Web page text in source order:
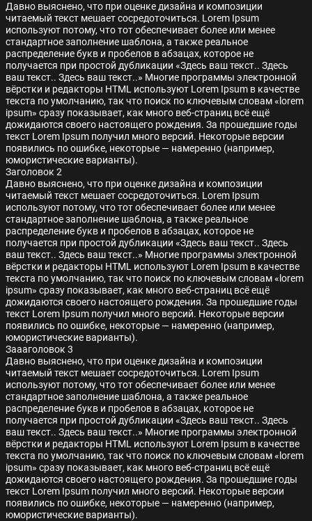
Давно выяснено, что при оценке дизайна и композиции
читаемый текст мешает сосредоточиться. Lorem Ipsum
используют потому, что тот обеспечивает более или менее
стандартное заполнение шаблона, а также реальное
распределение букв и пробелов в абзацах, которое не
получается при простой дубликации «Здесь ваш текст.. Здесь
ваш текст.. Здесь ваш текст..» Многие программы электронной
вёрстки и редакторы HTML используют Lorem Ipsum в качестве
текста по умолчанию, так что поиск по ключевым словам «lorem
ipsum» сразу показывает, как много веб-страниц всё ещё
дожидаются своего настоящего рождения. За прошедшие годы
текст Lorem Ipsum получил много версий. Некоторые версии
появились по ошибке, некоторые — намеренно (например,
юмористические варианты).
Заголовок 2
Давно выяснено, что при оценке дизайна и композиции
читаемый текст мешает сосредоточиться. Lorem Ipsum
используют потому, что тот обеспечивает более или менее
стандартное заполнение шаблона, а также реальное
распределение букв и пробелов в абзацах, которое не
получается при простой дубликации «Здесь ваш текст.. Здесь
ваш текст.. Здесь ваш текст..» Многие программы электронной
вёрстки и редакторы HTML используют Lorem Ipsum в качестве
текста по умолчанию, так что поиск по ключевым словам «lorem
ipsum» сразу показывает, как много веб-страниц всё ещё
дожидаются своего настоящего рождения. За прошедшие годы
текст Lorem Ipsum получил много версий. Некоторые версии
появились по ошибке, некоторые — намеренно (например,
юмористические варианты).
Заааголовок 3
Давно выяснено, что при оценке дизайна и композиции
читаемый текст мешает сосредоточиться. Lorem Ipsum
используют потому, что тот обеспечивает более или менее
стандартное заполнение шаблона, а также реальное
распределение букв и пробелов в абзацах, которое не
получается при простой дубликации «Здесь ваш текст.. Здесь
ваш текст.. Здесь ваш текст..» Многие программы электронной
вёрстки и редакторы HTML используют Lorem Ipsum в качестве
текста по умолчанию, так что поиск по ключевым словам «lorem
ipsum» сразу показывает, как много веб-страниц всё ещё
дожидаются своего настоящего рождения. За прошедшие годы
текст Lorem Ipsum получил много версий. Некоторые версии
появились по ошибке, некоторые — намеренно (например,
юмористические варианты).